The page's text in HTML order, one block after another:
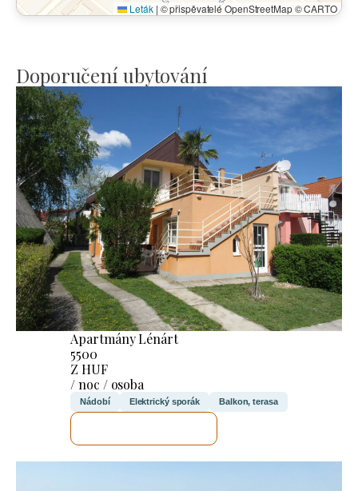
Leták | © přispěvatelé OpenStreetMap © CARTO
Doporučení ubytování
Apartmány Lénárt
5500
Z HUF
/ noc / osoba
Nádobí Elektrický sporák Balkon, terasa